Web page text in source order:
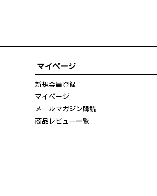
マイページ
新規会員登録
マイページ
メールマガジン購読
商品レビュー一覧